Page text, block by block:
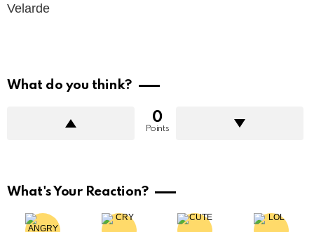
Velarde
What do you think?
0
Points
What's Your Reaction?